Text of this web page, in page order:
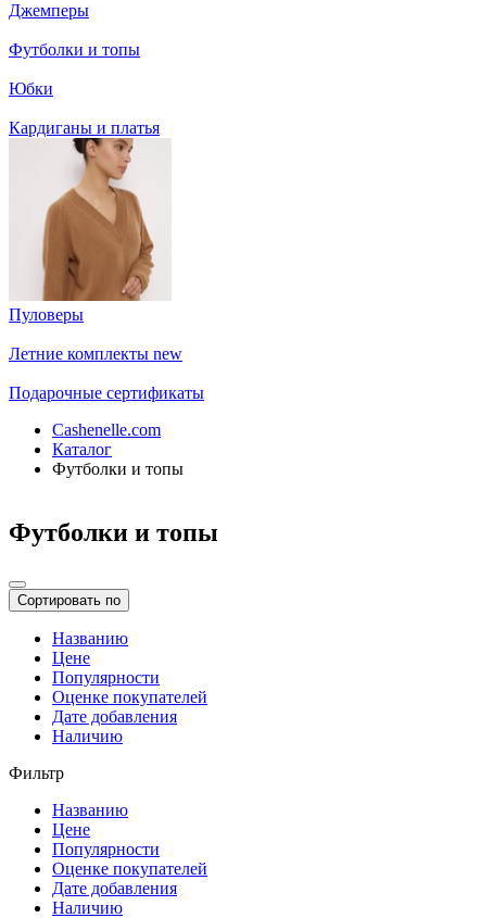
Джемперы
Футболки и топы
Юбки
Кардиганы и платья
Пуловеры
Летние комплекты new
Подарочные сертификаты
Cashenelle.com
Каталог
Футболки и топы
Футболки и топы
Сортировать по
Названию
Цене
Популярности
Оценке покупателей
Дате добавления
Наличию
Фильтр
Названию
Цене
Популярности
Оценке покупателей
Дате добавления
Наличию